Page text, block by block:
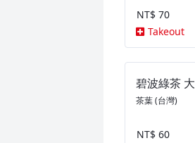
NT$ 70
Takeout
碧波綠茶 大
茶葉 (台灣)
NT$ 60